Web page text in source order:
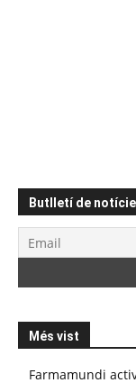
Butlletí de
Més vist
Farmamundi